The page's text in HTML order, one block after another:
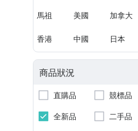
馬祖 美國 加拿大
香港 中國 日本
商品狀況
直購品
競標品
全新品
二手品